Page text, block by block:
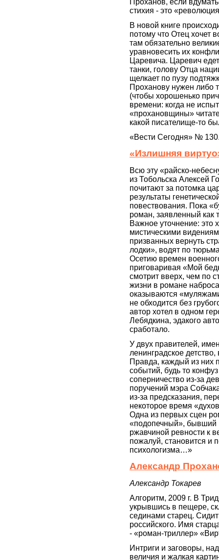
Проханов, если
стихия - это
В новой книге
потому что Отец хочет
там обязательно
уравновесить их
Царевича. Царевич
танки, голову Отца
щелкает по пузу
Проханову нужен либо
(чтобы хорошенько
времени: когда не
«прохановщины»
какой писателище-то
«Вести Сегодня» №
«Излишняя
Всю эту «райско-
из Тобольска Алексей
почитают за потомка
результаты
повествования. Пока
роман, заявленный как
Важное уточнение:
мистическими
призванных вернуть
лодки», водят по
Осетию времен
приговаривая «Мой
смотрит вверх, чем по
жизни в романе
оказываются
не обходится без
автор хотел в одном
Лебядкина, эдакого
сработало.
У двух правителей,
ленинградское
Правда, каждый из них
событий, будь то
соперничество из-за
поручений мэра
из-за предсказания,
некоторое время
Одна из первых сцен
«подопечный», бывший
ржавчиной ревности к
пожалуй, становится и
психологизма…»
Александр
Александр Токарев
Алгоритм, 2009 г. В
укрывшись в пещере,
сединами старец. Сидит
российского. Имя
- «роман-триллер»
Интриги и заговоры,
величия и жалкая